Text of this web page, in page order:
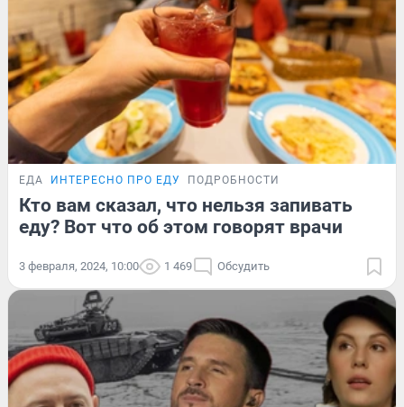
ЕДА ИНТЕРЕСНО ПРО ЕДУ ПОДРОБНОСТИ
Кто вам сказал, что нельзя запивать
еду? Вот что об этом говорят врачи
3 февраля, 2024, 10:00 1 469 Обсудить